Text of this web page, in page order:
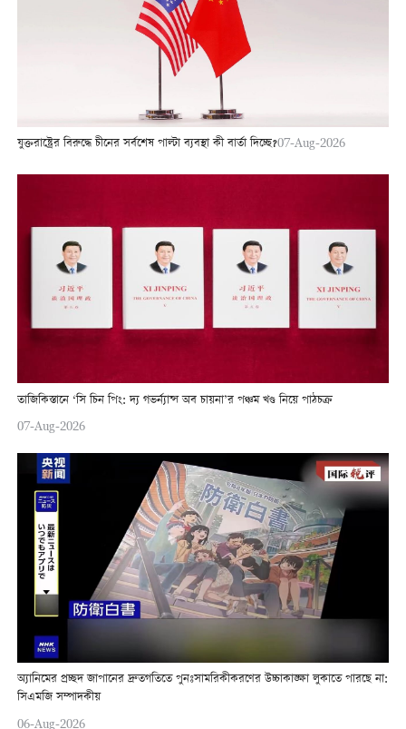
যুক্তরাষ্ট্রের বিরুদ্ধে চীনের সর্বশেষ পাল্টা ব্যবস্থা কী বার্তা দিচ্ছে?07-Aug-2026
তাজিকিস্তানে ‘সি চিন পিং: দ্য গভর্ন্যান্স অব চায়না’র পঞ্চম খণ্ড নিয়ে পাঠচক্র
07-Aug-2026
অ্যানিমের প্রচ্ছদ জাপানের দ্রুতগতিতে পুনঃসামরিকীকরণের উচ্চাকাঙ্ক্ষা লুকাতে পারছে না:
সিএমজি সম্পাদকীয়
06-Aug-2026